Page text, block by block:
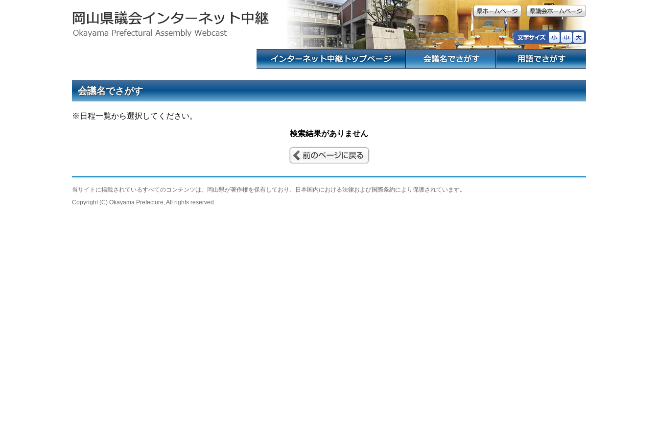
会議名でさがす
※日程一覧から選択してください。
検索結果がありません
当サイトに掲載されているすべてのコンテンツは、岡山県が著作権を保有しており、日本国内における法律および国際条約により保護されています。
Copyright (C) Okayama Prefecture, All rights reserved.